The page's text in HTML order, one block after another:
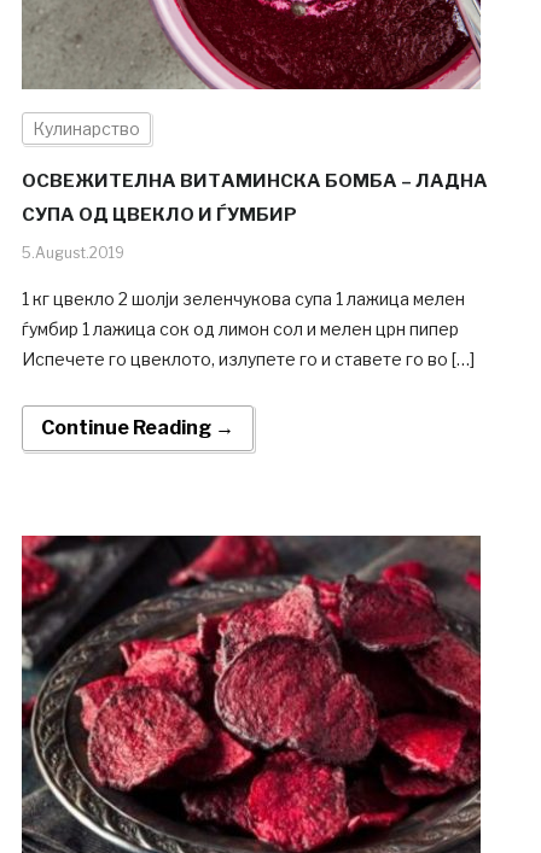
Кулинарство
ОСВЕЖИТЕЛНА ВИТАМИНСКА БОМБА – ЛАДНА
СУПА ОД ЦВЕКЛО И ЃУМБИР
5.August.2019
1 кг цвекло 2 шолји зеленчукова супа 1 лажица мелен
ѓумбир 1 лажица сок од лимон сол и мелен црн пипер
Испечете го цвеклото, излупете го и ставете го во […]
Continue Reading →